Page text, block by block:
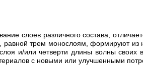
слоев различного состава,
трем монослоям, формируют из
и/или четверти длины волны своих
с новыми или улучшенными